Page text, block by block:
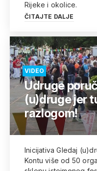
Rijeke i okolice.
ČITAJTE DALJE
VIDEO
Udruge
(u)druge jer
razlogom!
Inicijativa Gledaj
Kontu više od 50